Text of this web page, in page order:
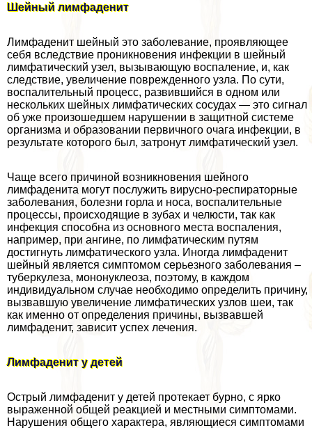
Шейный лимфаденит
Лимфаденит шейный это заболевание, проявляющее
себя вследствие проникновения инфекции в шейный
лимфатический узел, вызывающую воспаление, и, как
следствие, увеличение поврежденного узла. По сути,
воспалительный процесс, развившийся в одном или
нескольких шейных лимфатических сосудах — это сигнал
об уже произошедшем нарушении в защитной системе
организма и образовании первичного очага инфекции, в
результате которого был, затронут лимфатический узел.
Чаще всего причиной возникновения шейного
лимфаденита могут послужить вирусно-респираторные
заболевания, болезни горла и носа, воспалительные
процессы, происходящие в зубах и челюсти, так как
инфекция способна из основного места воспаления,
например, при ангине, по лимфатическим путям
достигнуть лимфатического узла. Иногда лимфаденит
шейный является симптомом серьезного заболевания –
туберкулеза, мононуклеоза, поэтому, в каждом
индивидуальном случае необходимо определить причину,
вызвавшую увеличение лимфатических узлов шеи, так
как именно от определения причины, вызвавшей
лимфаденит, зависит успех лечения.
Лимфаденит у детей
Острый лимфаденит у детей протекает бурно, с ярко
выраженной общей реакцией и местными симптомами.
Нарушения общего хаpaктера, являющиеся симптомами